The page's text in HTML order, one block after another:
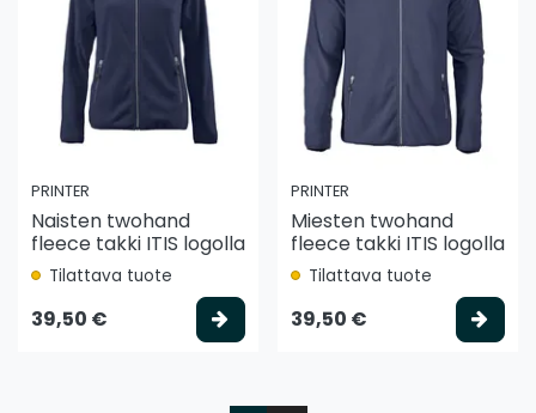
PRINTER
Naisten twohand
fleece takki ITIS logolla
Tilattava tuote
39,50 € Valitse vaihtoehto
PRINTER
Miesten twohand
fleece takki ITIS logolla
Tilattava tuote
39,50 €